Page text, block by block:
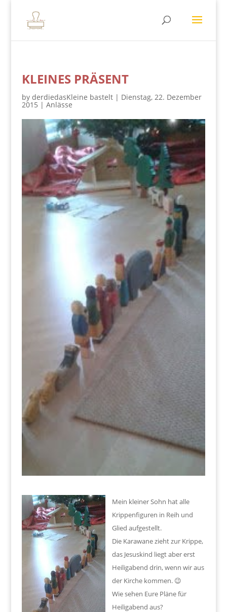
KLEINES PRÄSENT
by derdiedasKleine bastelt| Dienstag, 22. Dezember
2015 | Anlässe
Mein kleiner Sohn hat alle
Krippenfiguren in Reih und
Glied aufgestellt.
Die Karawane zieht zur Krippe,
das Jesuskind liegt aber erst
Heiligabend drin, wenn wir aus
der Kirche kommen. 😉
Wie sehen Eure Pläne für
Heiligabend aus?